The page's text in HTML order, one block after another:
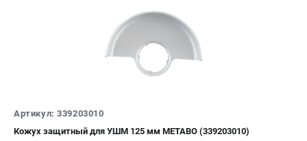
Артикул: 339203010
Кожух защитный для УШМ 125 мм METABO (339203010)